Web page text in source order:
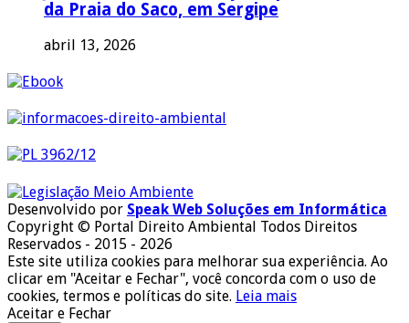
da Praia do Saco, em Sergipe
abril 13, 2026
Desenvolvido por Speak Web Soluções em Informática
Copyright © Portal Direito Ambiental Todos Direitos
Reservados - 2015 - 2026
Este site utiliza cookies para melhorar sua experiência. Ao
clicar em "Aceitar e Fechar", você concorda com o uso de
cookies, termos e políticas do site. Leia mais
Aceitar e Fechar